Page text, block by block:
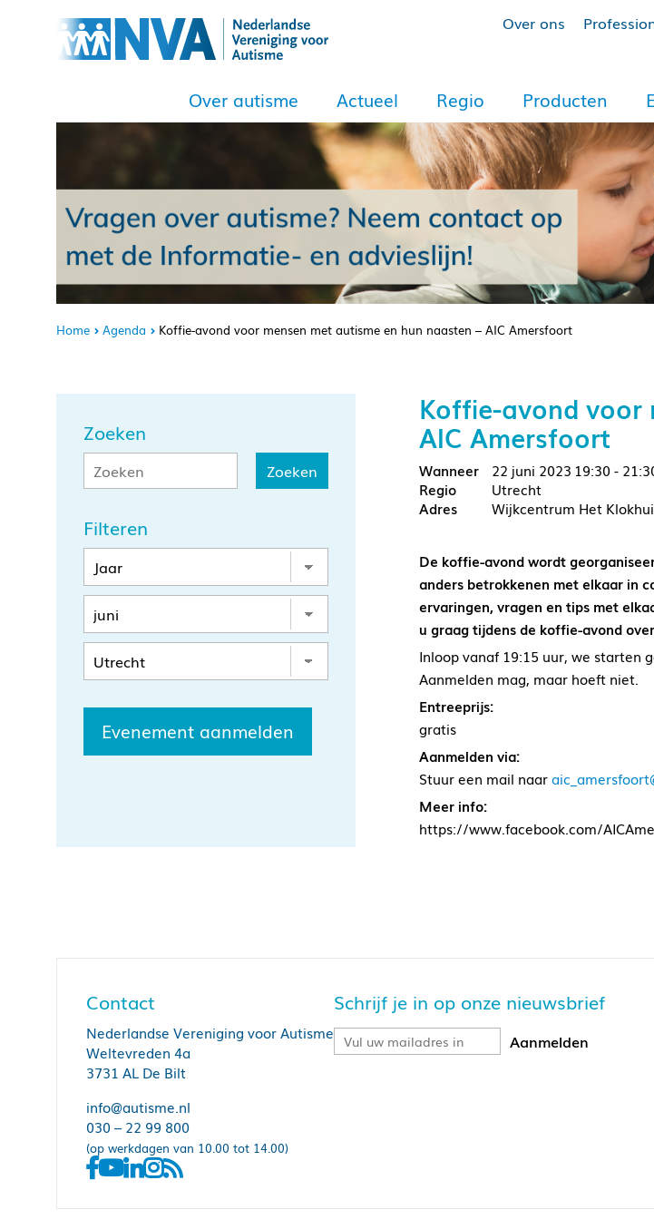
Over ons
Over autisme Actueel Regio Producten
Home Agenda Koffie-avond voor mensen met autisme en hun naasten – AIC Amersfoort
Zoeken
Filteren
Evenement aanmelden
Koffie-avond voor
AIC Amersfoort
22 juni 2023 19:30 -
Utrecht
Wijkcentrum Het
De koffie-avond wordt
anders betrokkenen met elkaar in
ervaringen, vragen en tips met
u graag tijdens de koffie-avond
Inloop vanaf 19:15 uur, we starten
Aanmelden mag, maar hoeft niet.
Entreeprijs:
gratis
Aanmelden via:
Stuur een mail naar
Meer info:
https://www.facebook.com/
Contact
Nederlandse Vereniging voor Autisme
Weltevreden 4a
3731 AL De Bilt
info@autisme.nl
030 – 22 99 800
(op werkdagen van 10.00 tot 14.00)
Schrijf je in op onze nieuwsbrief